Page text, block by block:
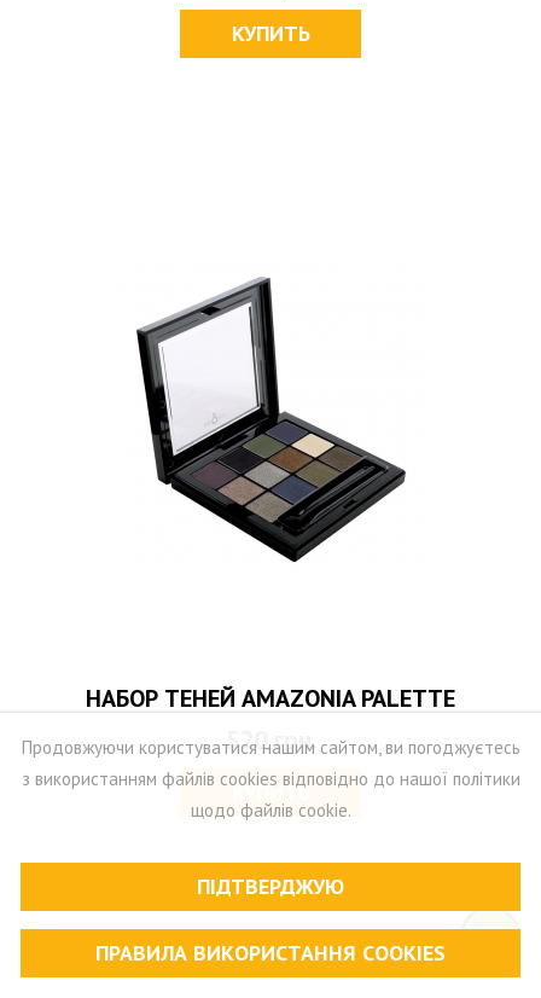
КУПИТЬ
НАБОР ТЕНЕЙ AMAZONIA PALETTE
520грн.
КУПИТЬ
NEW
Продовжуючи користуватися нашим сайтом, ви погоджуєтесь
з використанням файлів cookies відповідно до нашої політики
щодо файлів cookie.
ПІДТВЕРДЖУЮ
ПРАВИЛА ВИКОРИСТАННЯ СOOKIES